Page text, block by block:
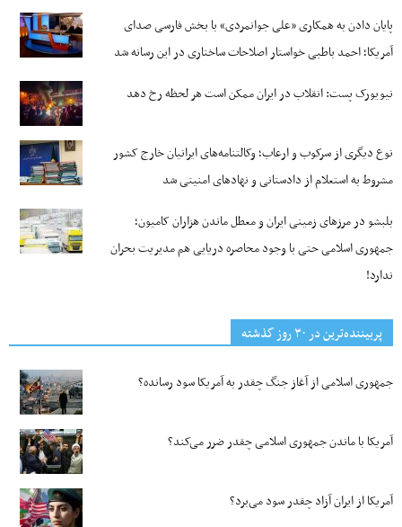
پایان دادن به همکاری «علی جوانمردی» با بخش فارسی صدای
آمریکا؛ احمد باطبی خواستار اصلاحات ساختاری در این رسانه شد
نیویورک پست: انقلاب در ایران ممکن است هر لحظه رخ دهد
نوع دیگری از سرکوب و ارعاب؛ وکالتنامه‌های ایرانیان خارج کشور
مشروط به استعلام از دادستانی و نهادهای امنیتی شد
بلبشو در مرزهای زمینی ایران و معطل ماندن هزاران کامیون؛
جمهوری اسلامی حتی با وجود محاصره دریایی هم مدیریت بحران
ندارد!
پربیننده‌ترین‌ در ۳۰ روز گذشته
جمهوری اسلامی از آغاز جنگ چقدر به آمریکا سود رسانده؟
آمریکا با ماندن جمهوری اسلامی چقدر ضرر می‌کند؟
آمریکا از ایران آزاد چقدر سود می‌برد؟